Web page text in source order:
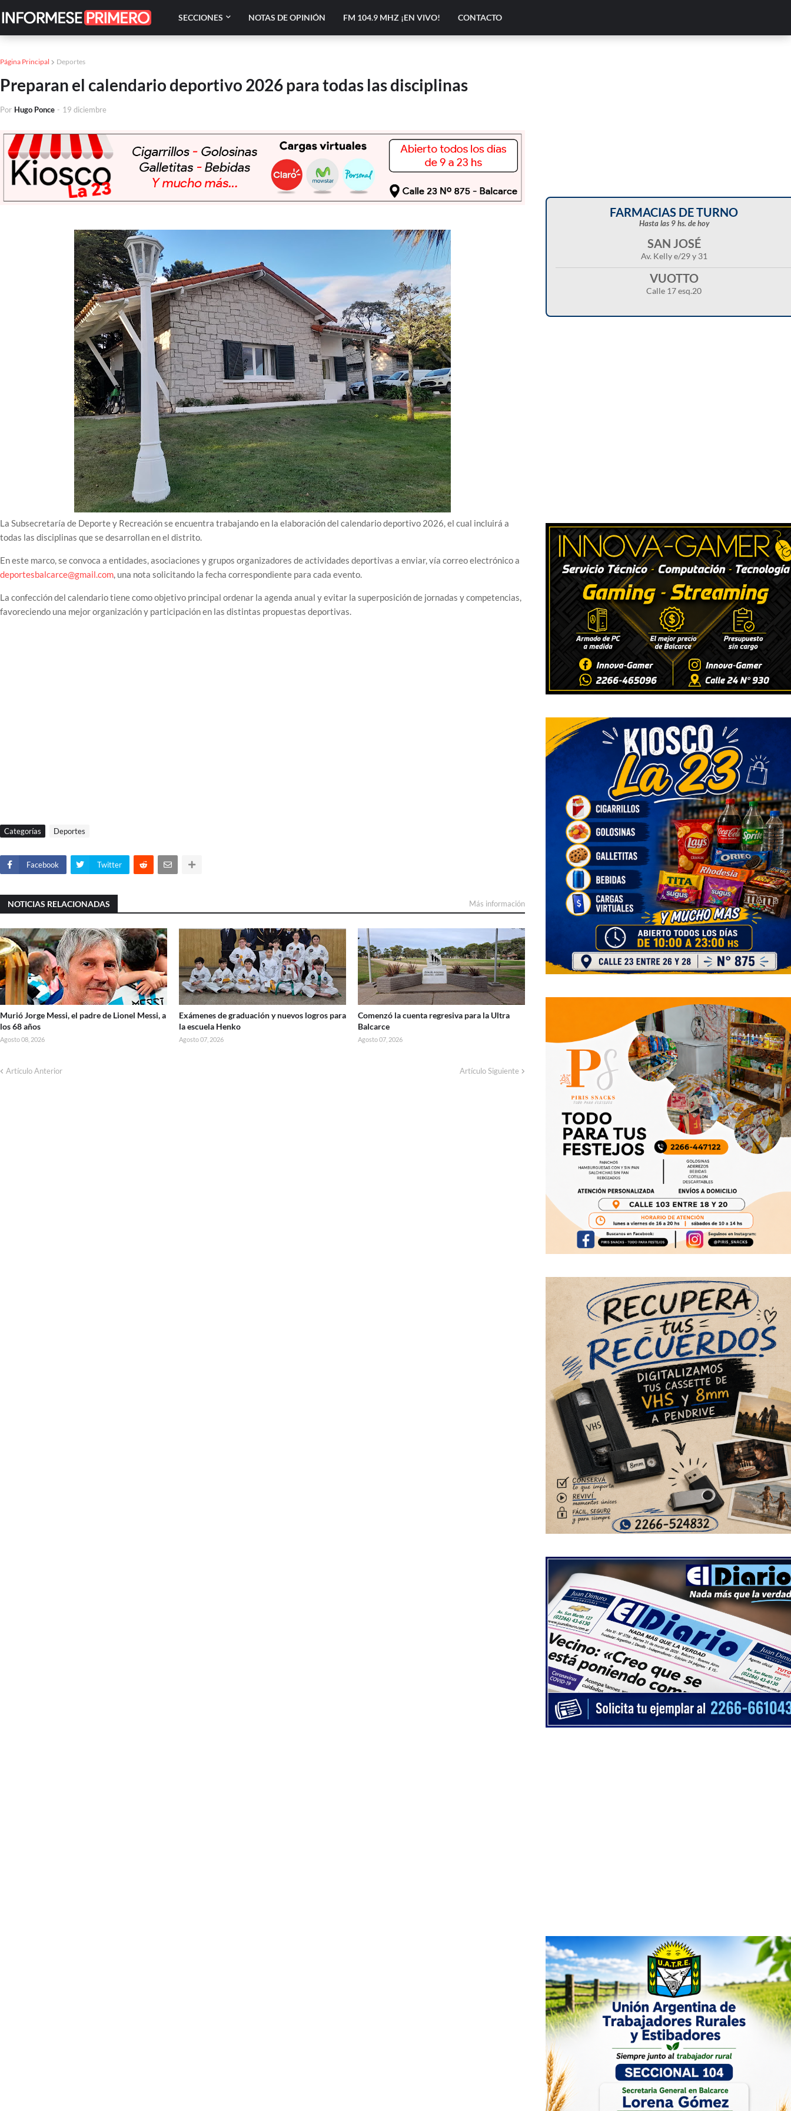
SECCIONES NOTAS DE OPINIÓN FM 104.9 MHZ ¡EN VIVO! CONTACTO
Página Principal Deportes
Preparan el calendario deportivo 2026 para todas las disciplinas
Por Hugo Ponce - 19 diciembre
La Subsecretaría de Deporte y Recreación se encuentra trabajando en la elaboración del calendario deportivo 2026, el cual incluirá a
todas las disciplinas que se desarrollan en el distrito.
En este marco, se convoca a entidades, asociaciones y grupos organizadores de actividades deportivas a enviar, vía correo electrónico a
deportesbalcarce@gmail.com, una nota solicitando la fecha correspondiente para cada evento.
La confección del calendario tiene como objetivo principal ordenar la agenda anual y evitar la superposición de jornadas y competencias,
favoreciendo una mejor organización y participación en las distintas propuestas deportivas.
Categorías Deportes
Facebook Twitter
NOTICIAS RELACIONADAS Más información
Murió Jorge Messi, el padre de Lionel Messi, a
los 68 años
Agosto 08, 2026
Exámenes de graduación y nuevos logros para
la escuela Henko
Agosto 07, 2026
Comenzó la cuenta regresiva para la Ultra
Balcarce
Agosto 07, 2026
Artículo Anterior Artículo Siguiente
FARMACIAS DE TURNO
Hasta las 9 hs. de hoy
SAN JOSÉ
Av. Kelly e/29 y 31
VUOTTO
Calle 17 esq.20